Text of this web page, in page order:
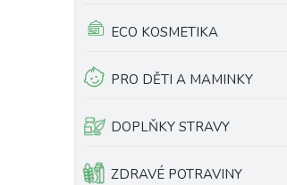
n
ECO KOSMETIKA
PRO DĚTI A MAMINKY
DOPLŇKY STRAVY
ZDRAVÉ POTRAVINY